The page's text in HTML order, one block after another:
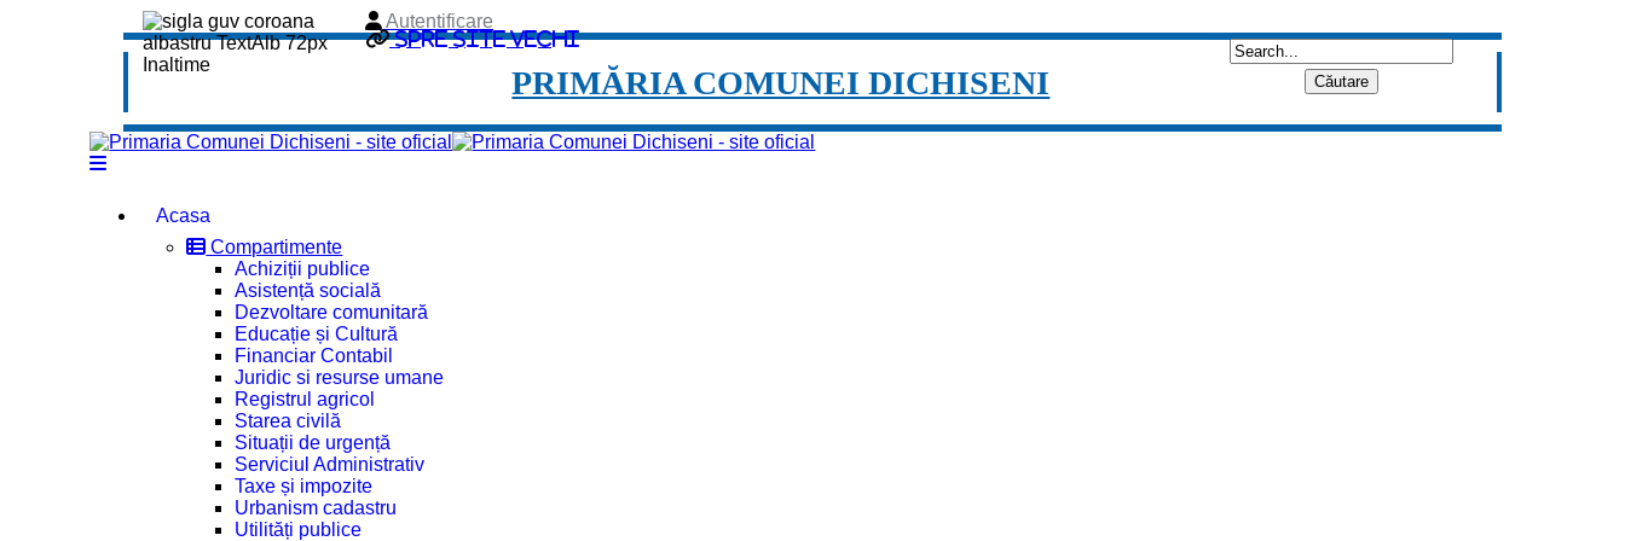
Spre site vechi
Autentificare
PRIMĂRIA COMUNEI DICHISENI
Acasa
Compartimente
Achiziții publice
Asistență socială
Dezvoltare comunitară
Educație și Cultură
Financiar Contabil
Juridic si resurse umane
Registrul agricol
Starea civilă
Situații de urgență
Serviciul Administrativ
Taxe și impozite
Urbanism cadastru
Utilități publice